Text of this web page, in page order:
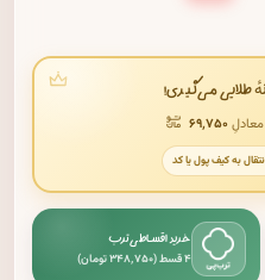
طلایی می‌گیری!
۶۹٬۷۵۰
به کیف پول یا کد
خرید اقساطی ترب
۴ قسط (۳۴۸٬۷۵۰ تومان)